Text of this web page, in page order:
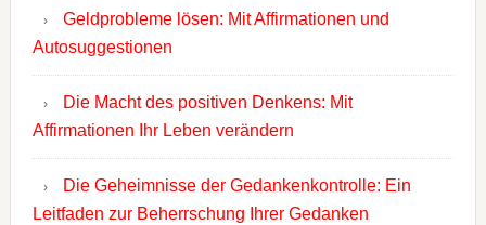
Geldprobleme lösen: Mit Affirmationen und
Autosuggestionen
Die Macht des positiven Denkens: Mit
Affirmationen Ihr Leben verändern
Die Geheimnisse der Gedankenkontrolle: Ein
Leitfaden zur Beherrschung Ihrer Gedanken